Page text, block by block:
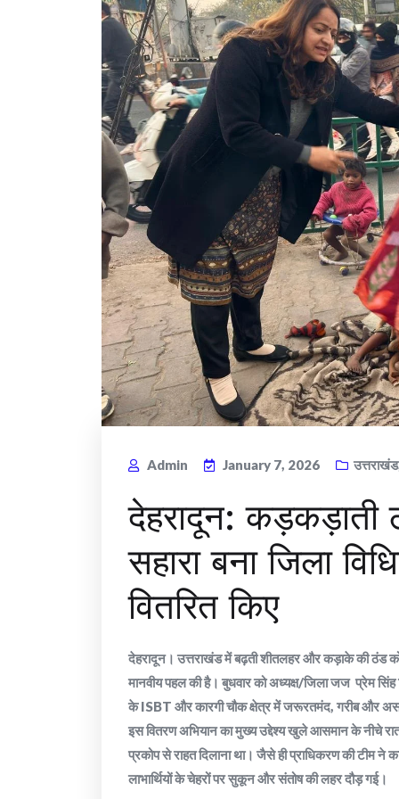
Admin January 7, 2026 उत्तराखंड
देहरादून: कड़कड़ाती
सहारा बना जिला
वितरित किए
देहरादून। उत्तराखंड में बढ़ती शीतलहर और कड़ाके की ठंड
मानवीय पहल की है। बुधवार को अध्यक्ष/जिला जज प्रेम सिंह
के ISBT और कारगी चौक क्षेत्र में जरूरतमंद, गरीब और
​​इस वितरण अभियान का मुख्य उद्देश्य खुले आसमान के नीचे
प्रकोप से राहत दिलाना था। जैसे ही प्राधिकरण की टीम ने
लाभार्थियों के चेहरों पर सुकून और संतोष की लहर दौड़ गई।